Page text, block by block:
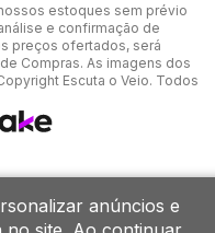
estoques sem prévio
e confirmação de
preços ofertados, será
Compras. As imagens dos
Escuta o Veio. Todos
anúncios e